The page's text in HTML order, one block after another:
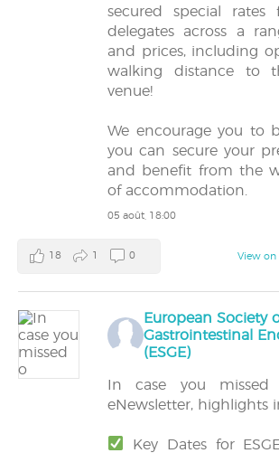
secured special rates
delegates across a
and prices, including
walking distance to
venue!
We encourage you to
you can secure your
and benefit from the
of accommodation.
05 août, 18:00
View on
18 1 0
European Society
Gastrointestinal
(ESGE)
In case you missed
eNewsletter, highlights
Key Dates for